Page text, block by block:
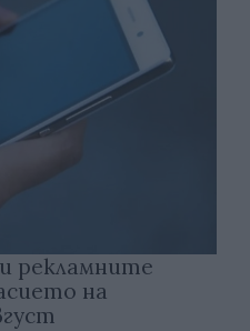
рекламните
на